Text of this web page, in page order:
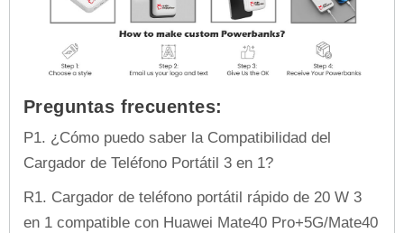
Preguntas frecuentes:
P1. ¿Cómo puedo saber la Compatibilidad del
Cargador de Teléfono Portátil 3 en 1?
R1. Cargador de teléfono portátil rápido de 20 W 3
en 1 compatible con Huawei Mate40 Pro+5G/Mate40